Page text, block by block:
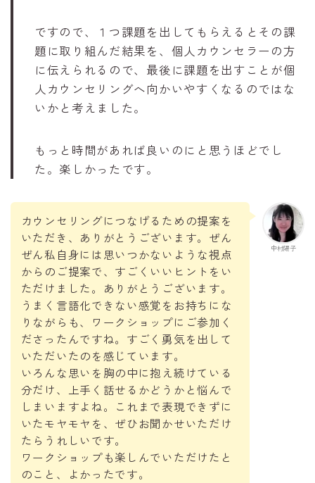
ですので、１つ課題を出してもらえるとその課
題に取り組んだ結果を、個人カウンセラーの方
に伝えられるので、最後に課題を出すことが個
人カウンセリングへ向かいやすくなるのではな
いかと考えました。
もっと時間があれば良いのにと思うほどでし
た。楽しかったです。
中村陽子
カウンセリングにつなげるための提案を
いただき、ありがとうございます。ぜん
ぜん私自身には思いつかないような視点
からのご提案で、すごくいいヒントをい
ただけました。ありがとうございます。
うまく言語化できない感覚をお持ちにな
りながらも、ワークショップにご参加く
ださったんですね。すごく勇気を出して
いただいたのを感じています。
いろんな思いを胸の中に抱え続けている
分だけ、上手く話せるかどうかと悩んで
しまいますよね。これまで表現できずに
いたモヤモヤを、ぜひお聞かせいただけ
たらうれしいです。
ワークショップも楽しんでいただけたと
のこと、よかったです。